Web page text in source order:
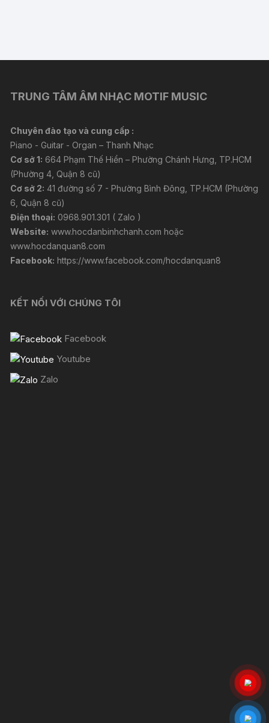
TRUNG TÂM ÂM NHẠC MOTIF MUSIC
Chuyên đào tạo và cung cấp :
Piano - Guitar - Organ – Thanh Nhạc
Cơ sở 1: 664 Phạm Thế Hiển – Phường Chánh Hưng, TP.HCM
(Phường 4, Quận 8 cũ)
Cơ sở 2: 41 đường số 7 - Phường Bình Đông, TP.HCM (Phường
6, Quận 8 cũ)
Điện thoại: 0968.901.301 ( Zalo )
Website: www.hocdanbinhchanh.com hoặc
www.hocdanquan8.com
Facebook: https://www.facebook.com/hocdanquan8
KẾT NỐI VỚI CHÚNG TÔI
Facebook
Youtube
Zalo